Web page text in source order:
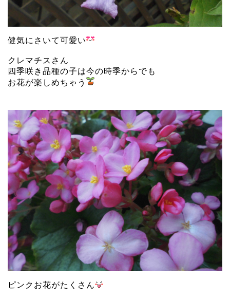
健気にさいて可愛い
クレマチスさん
四季咲き品種の子は今の時季からでも
お花が楽しめちゃう
ピンクお花がたくさん